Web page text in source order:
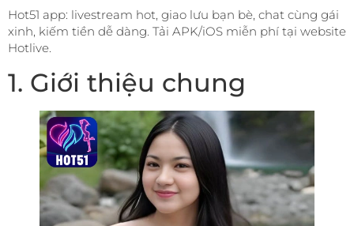
Hot51 app: livestream hot, giao lưu bạn bè, chat cùng gái
xinh, kiếm tiền dễ dàng. Tải APK/iOS miễn phí tại website
Hotlive.
1. Giới thiệu chung